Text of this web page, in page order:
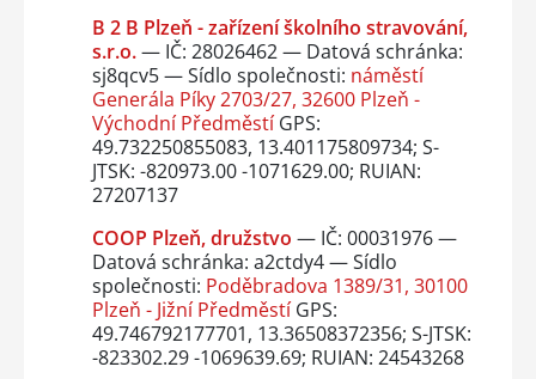
B 2 B Plzeň - zařízení školního stravování,
s.r.o.— IČ: 28026462 — Datová schránka:
sj8qcv5 — Sídlo společnosti: náměstí
Generála Píky 2703/27, 32600 Plzeň -
Východní PředměstíGPS:
49.732250855083, 13.401175809734; S-
JTSK: -820973.00 -1071629.00; RUIAN:
27207137
COOP Plzeň, družstvo — IČ: 00031976 —
Datová schránka: a2ctdy4 — Sídlo
společnosti: Poděbradova 1389/31, 30100
Plzeň - Jižní PředměstíGPS:
49.746792177701, 13.36508372356; S-JTSK:
-823302.29 -1069639.69; RUIAN: 24543268